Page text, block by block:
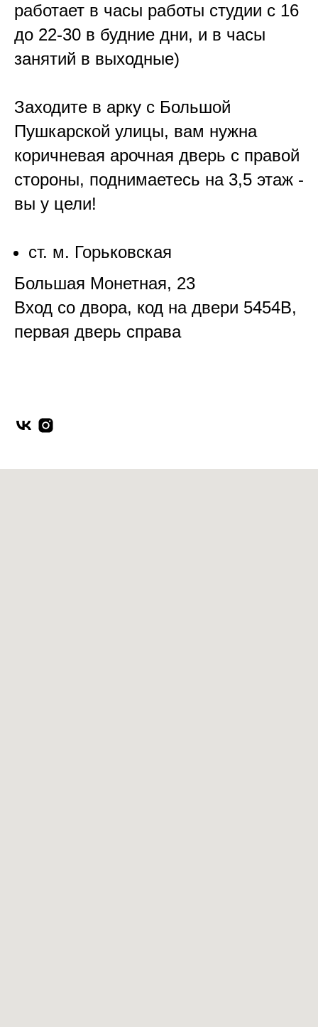
работает в часы работы студии с 16
до 22-30 в будние дни, и в часы
занятий в выходные)
Заходите в арку с Большой
Пушкарской улицы, вам нужна
коричневая арочная дверь с правой
стороны, поднимаетесь на 3,5 этаж -
вы у цели!
ст. м. Горьковская
Большая Монетная, 23
Вход со двора, код на двери 5454В,
первая дверь справа